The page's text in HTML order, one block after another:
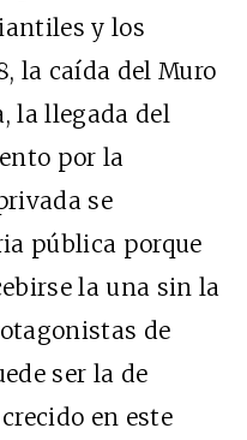
y los
la caída del Muro
la llegada del
por la
se
pública porque
la una sin la
de
ser la de
en este